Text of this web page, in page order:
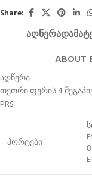
Share:
ᲐᲦᲬᲔᲠᲐ
ABOUT
აღწერა
თეთრი ფერის 4
PRS
პორტები